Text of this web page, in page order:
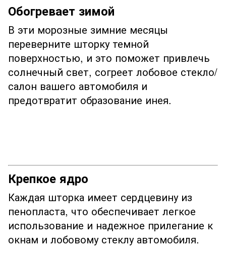
Обогревает зимой
В эти морозные зимние месяцы
переверните шторку темной
поверхностью, и это поможет привлечь
солнечный свет, согреет лобовое стекло/
салон вашего автомобиля и
предотвратит образование инея.
Крепкое ядро
Каждая шторка имеет сердцевину из
пенопласта, что обеспечивает легкое
использование и надежное прилегание к
окнам и лобовому стеклу автомобиля.